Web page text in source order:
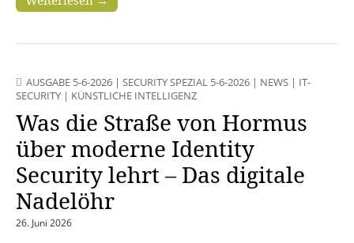
AUSGABE 5-6-2026 | SECURITY SPEZIAL 5-6-2026 | NEWS | IT-
SECURITY | KÜNSTLICHE INTELLIGENZ
Was die Straße von Hormus
über moderne Identity
Security lehrt – Das digitale
Nadelöhr
26. Juni 2026